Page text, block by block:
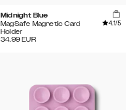
Midnight Blue
MagSafe Magnetic Card
Holder
4.1/5
34.99 EUR